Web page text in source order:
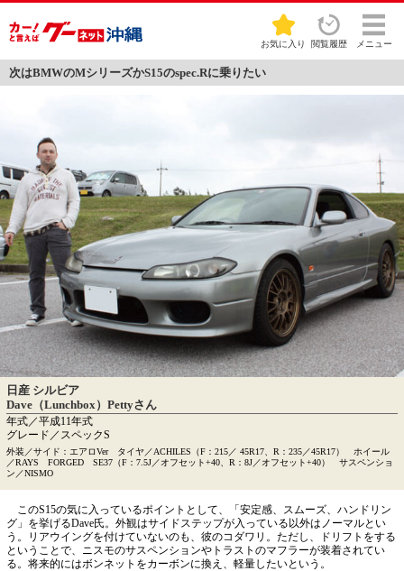
お気に入り 閲覧履歴 メニュー
次はBMWのMシリーズかS15のspec.Rに乗りたい
日産 シルビア
Dave（Lunchbox）Pettyさん
年式／平成11年式
グレード／スペックS
外装／サイド：エアロVer タイヤ／ACHILES（F：215／ 45R17、R：235／45R17） ホイール
／RAYS FORGED SE37（F：7.5J／オフセット+40、R：8J／オフセット+40） サスペンショ
ン／NISMO
このS15の気に入っているポイントとして、「安定感、スムーズ、ハンドリン
グ」を挙げるDave氏。外観はサイドステップが入っている以外はノーマルとい
う。リアウイングを付けていないのも、彼のコダワリ。ただし、ドリフトをする
ということで、ニスモのサスペンションやトラストのマフラーが装着されてい
る。将来的にはボンネットをカーボンに換え、軽量したいという。